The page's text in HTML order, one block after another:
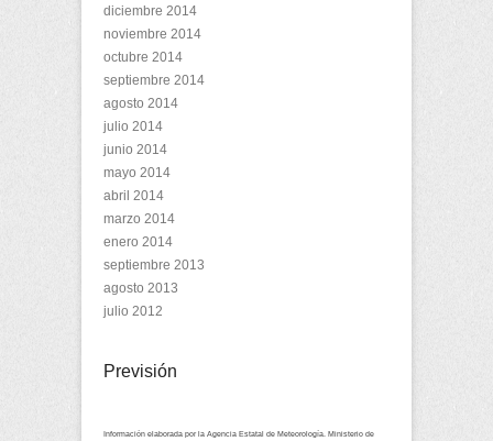
diciembre 2014
noviembre 2014
octubre 2014
septiembre 2014
agosto 2014
julio 2014
junio 2014
mayo 2014
abril 2014
marzo 2014
enero 2014
septiembre 2013
agosto 2013
julio 2012
Previsión
Información elaborada por la Agencia Estatal de Meteorología. Ministerio de